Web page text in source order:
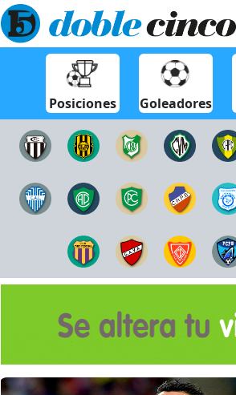
Posiciones Goleadores